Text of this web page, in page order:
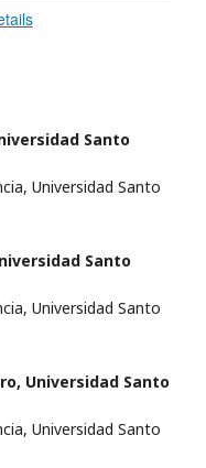
Santo
Universidad Santo
Santo
Universidad Santo
Universidad Santo
Universidad Santo